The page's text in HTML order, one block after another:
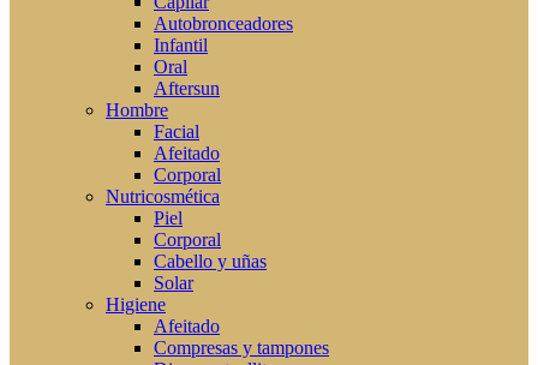
Autobronceadores
Infantil
Oral
Aftersun
Hombre
Facial
Afeitado
Corporal
Nutricosmética
Piel
Corporal
Cabello y uñas
Solar
Higiene
Afeitado
Compresas y tampones